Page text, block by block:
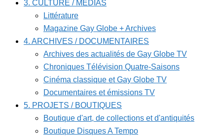
3. CULTURE / MÉDIAS
Littérature
Magazine Gay Globe + Archives
4. ARCHIVES / DOCUMENTAIRES
Archives des actualités de Gay Globe TV
Chroniques Télévision Quatre-Saisons
Cinéma classique et Gay Globe TV
Documentaires et émissions TV
5. PROJETS / BOUTIQUES
Boutique d'art, de collections et d'antiquités
Boutique Disques A Tempo